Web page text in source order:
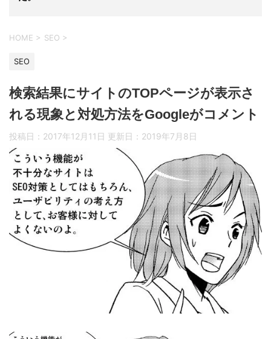
HOME > SEO >
SEO
検索結果にサイトのTOPページが表示さ
れる現象と対処方法をGoogleがコメント
投稿日：2017年12月11日 更新日： 2019年7月8日